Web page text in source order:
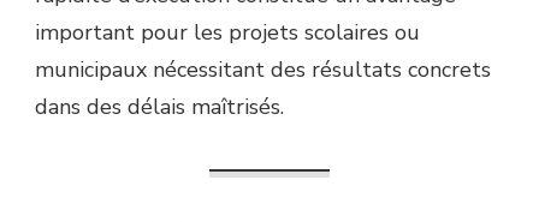
important pour les projets scolaires ou
municipaux nécessitant des résultats concrets
dans des délais maîtrisés.